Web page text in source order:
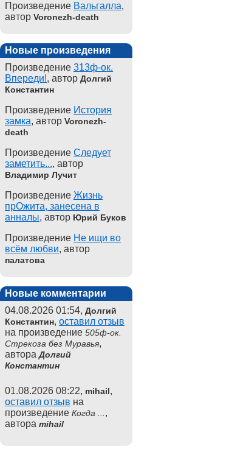
Произведение Вальгалла,
автор Voronezh-death
Новые произведения
Произведение 313ф-ок.
Впереди!, автор Долгий
Константин
Произведение История
замка, автор Voronezh-
death
Произведение Следует
заметить..., автор
Владимир Лучит
Произведение Жизнь
прОжита, занесена в
анналы, автор Юрий Буков
Произведение Не ищи во
всём любви, автор
палатова
Новые комментарии
04.08.2026 01:54, Долгий
Константин, оставил отзыв
на произведение 505ф-ок.
Стрекоза без Муравья,
автораДолгий
Константин
01.08.2026 08:22, mihail,
оставил отзыв на
произведение Когда ... ,
автора mihail